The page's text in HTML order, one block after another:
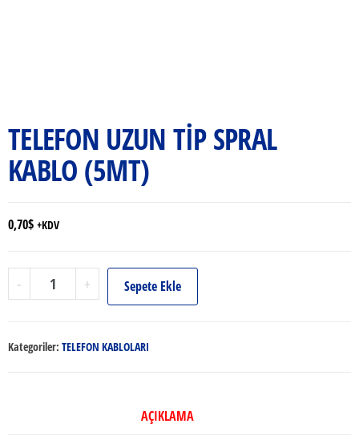
TELEFON UZUN TİP SPRAL
KABLO (5MT)
0,70$ +KDV
-
TELEFON
UZUN
KABLO
+ Sepete Ekle
Kategoriler: TELEFON KABLOLARI
AÇIKLAMA